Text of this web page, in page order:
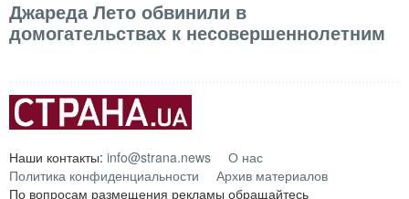
Джареда Лето обвинили в
домогательствах к несовершеннолетним
Наши контакты: info@strana.news
О нас
Политика конфиденциальности
Архив материалов
По вопросам размещения рекламы обращайтесь